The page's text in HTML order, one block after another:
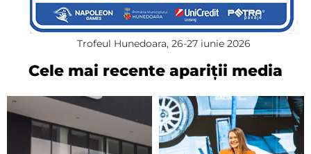
Trofeul Hunedoara, 26-27 iunie 2026
Cele mai recente apariții media